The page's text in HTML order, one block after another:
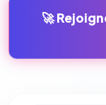
🚀